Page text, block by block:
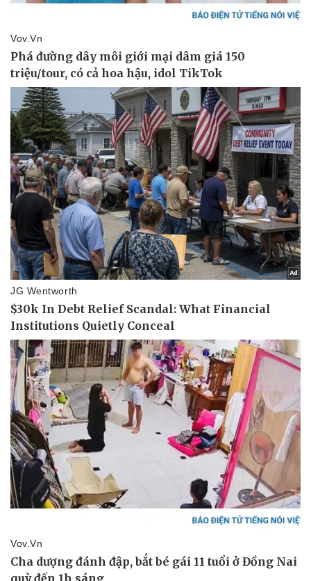
Doanh nghiệp
Thông tin doanh nghiệp
Doanh nghiệp 24h
Doanh nhân
Vì cộng đồng
Công nghệ
Sành điệu
Tin Công nghệ
Trải nghiệm
Chuyển đổi số